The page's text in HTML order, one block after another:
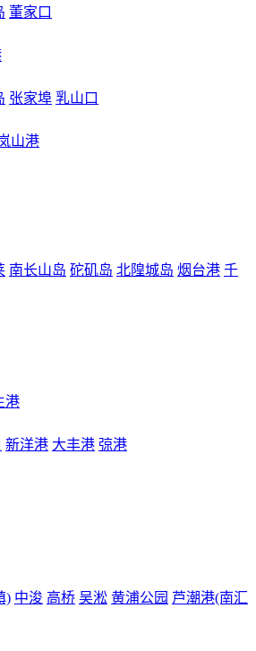
董家口
张家埠 乳山口
山港
南长山岛 砣矶岛 北隍城岛 烟台港 千
港
新洋港 大丰港 弶港
) 中浚 高桥 吴淞 黄浦公园 芦潮港(南汇